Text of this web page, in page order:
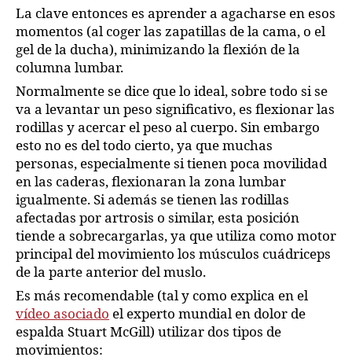
La clave entonces es aprender a agacharse en esos
momentos (al coger las zapatillas de la cama, o el
gel de la ducha), minimizando la flexión de la
columna lumbar.
Normalmente se dice que lo ideal, sobre todo si se
va a levantar un peso significativo, es flexionar las
rodillas y acercar el peso al cuerpo. Sin embargo
esto no es del todo cierto, ya que muchas
personas, especialmente si tienen poca movilidad
en las caderas, flexionaran la zona lumbar
igualmente. Si además se tienen las rodillas
afectadas por artrosis o similar, esta posición
tiende a sobrecargarlas, ya que utiliza como motor
principal del movimiento los músculos cuádriceps
de la parte anterior del muslo.
Es más recomendable (tal y como explica en el
vídeo asociado el experto mundial en dolor de
espalda Stuart McGill) utilizar dos tipos de
movimientos: